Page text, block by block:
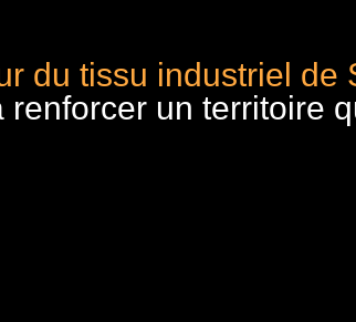
du tissu industriel de
un territoire